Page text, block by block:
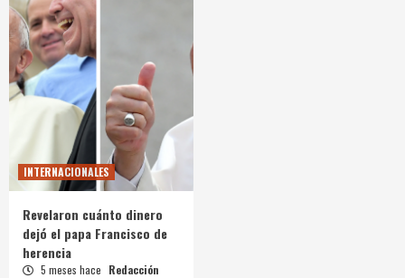
INTERNACIONALES
Revelaron cuánto dinero
dejó el papa Francisco de
herencia
5 meses hace Redacción